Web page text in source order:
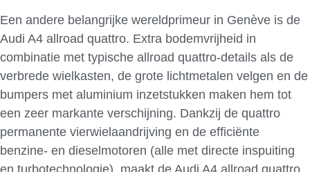
Een andere belangrijke wereldprimeur in Genève is de
Audi A4 allroad quattro. Extra bodemvrijheid in
combinatie met typische allroad quattro-details als de
verbrede wielkasten, de grote lichtmetalen velgen en de
bumpers met aluminium inzetstukken maken hem tot
een zeer markante verschijning. Dankzij de quattro
permanente vierwielaandrijving en de efficiënte
benzine- en dieselmotoren (alle met directe inspuiting